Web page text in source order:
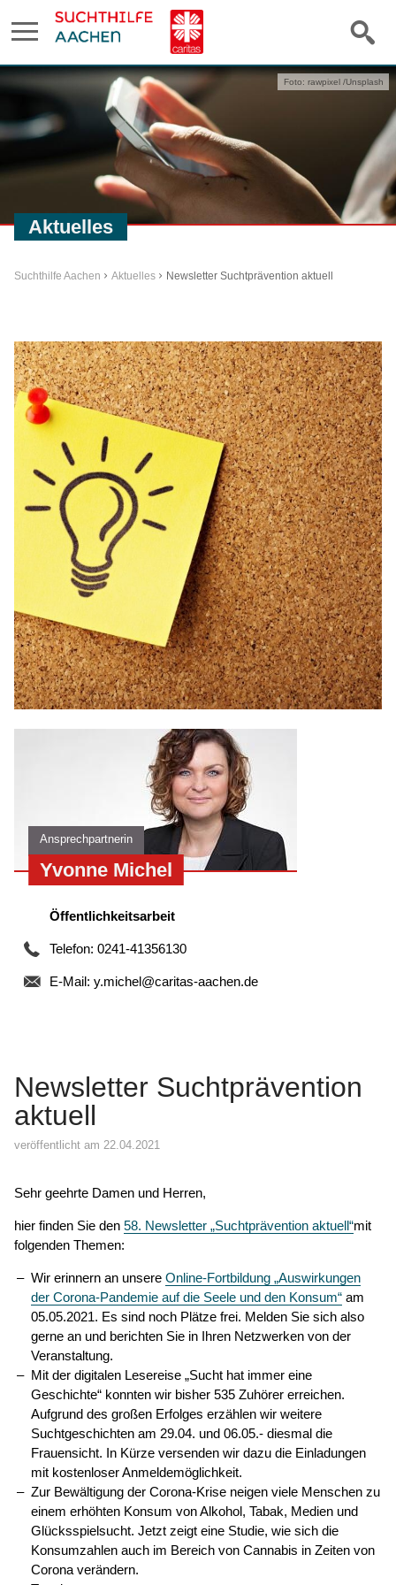
Aktuelles
Foto: rawpixel /Unsplash
Suchthilfe Aachen Aktuelles Newsletter Suchtprävention aktuell
Newsletter Suchtprävention
aktuell
veröffentlicht am 22.04.2021
Sehr geehrte Damen und Herren,
hier finden Sie den 58. Newsletter „Suchtprävention aktuell“mit
folgenden Themen:
Wir erinnern an unsereOnline-Fortbildung „Auswirkungen
der Corona-Pandemie auf die Seele und den Konsum“ am
05.05.2021. Es sind noch Plätze frei. Melden Sie sich also
gerne an und berichten Sie in Ihren Netzwerken von der
Veranstaltung.
Mit der digitalen Lesereise „Sucht hat immer eine
Geschichte“ konnten wir bisher 535 Zuhörer erreichen.
Aufgrund des großen Erfolges erzählen wir weitere
Suchtgeschichten am 29.04. und 06.05.- diesmal die
Frauensicht. In Kürze versenden wir dazu die Einladungen
mit kostenloser Anmeldemöglichkeit.
Zur Bewältigung der Corona-Krise neigen viele Menschen zu
einem erhöhten Konsum von Alkohol, Tabak, Medien und
Glücksspielsucht. Jetzt zeigt eine Studie, wie sich die
Konsumzahlen auch im Bereich von Cannabis in Zeiten von
Corona verändern.
Ansprechpartnerin
Yvonne Michel
Öffentlichkeitsarbeit
Telefon: 0241-41356130
E-Mail: y.michel@caritas-aachen.de